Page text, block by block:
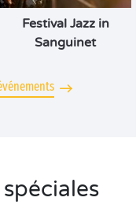
Festival Jazz in
Sanguinet